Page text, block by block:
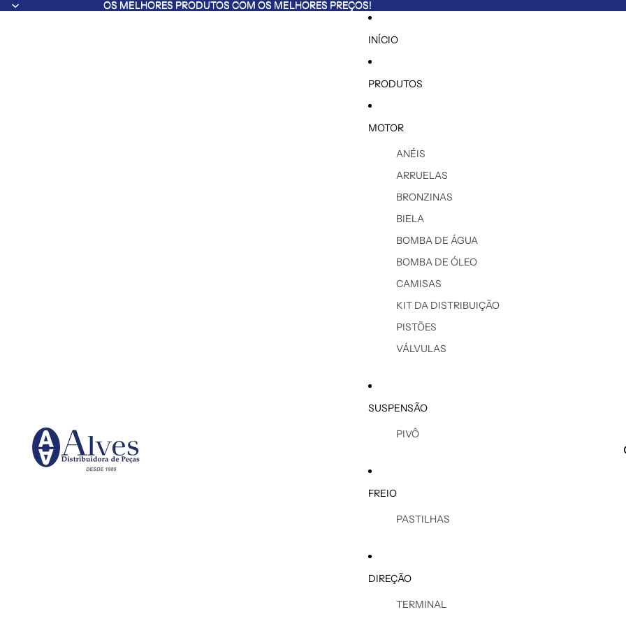
OS MELHORES PRODUTOS COM OS MELHORES PREÇOS!
OS MELHORES PRODUTOS COM OS MELHORES PREÇOS!
INÍCIO
PRODUTOS
MOTOR
ANÉIS
ARRUELAS
BRONZINAS
BIELA
BOMBA DE ÁGUA
BOMBA DE ÓLEO
CAMISAS
KIT DA DISTRIBUIÇÃO
PISTÕES
VÁLVULAS
SUSPENSÃO
PIVÔ
FREIO
PASTILHAS
DIREÇÃO
TERMINAL